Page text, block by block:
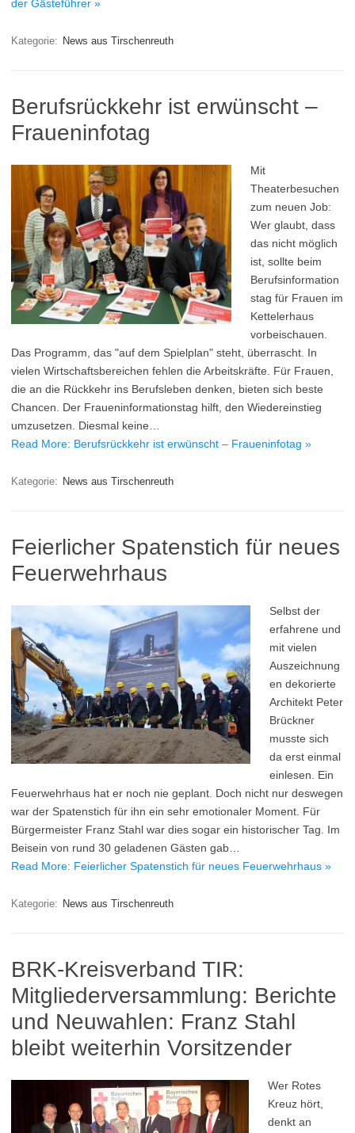
der Gästeführer »
Kategorie: News aus Tirschenreuth
Berufsrückkehr ist erwünscht –
Fraueninfotag
Mit
Theaterbesuchen
zum neuen Job:
Wer glaubt, dass
das nicht möglich
ist, sollte beim
Berufsinformation
stag für Frauen im
Kettelerhaus
vorbeischauen.
Das Programm, das "auf dem Spielplan" steht, überrascht. In
vielen Wirtschaftsbereichen fehlen die Arbeitskräfte. Für Frauen,
die an die Rückkehr ins Berufsleben denken, bieten sich beste
Chancen. Der Fraueninformationstag hilft, den Wiedereinstieg
umzusetzen. Diesmal keine…
Read More: Berufsrückkehr ist erwünscht – Fraueninfotag »
Kategorie: News aus Tirschenreuth
Feierlicher Spatenstich für neues
Feuerwehrhaus
Selbst der
erfahrene und
mit vielen
Auszeichnung
en dekorierte
Architekt Peter
Brückner
musste sich
da erst einmal
einlesen. Ein
Feuerwehrhaus hat er noch nie geplant. Doch nicht nur deswegen
war der Spatenstich für ihn ein sehr emotionaler Moment. Für
Bürgermeister Franz Stahl war dies sogar ein historischer Tag. Im
Beisein von rund 30 geladenen Gästen gab…
Read More: Feierlicher Spatenstich für neues Feuerwehrhaus »
Kategorie: News aus Tirschenreuth
BRK-Kreisverband TIR:
Mitgliederversammlung: Berichte
und Neuwahlen: Franz Stahl
bleibt weiterhin Vorsitzender
Wer Rotes
Kreuz hört,
denkt an